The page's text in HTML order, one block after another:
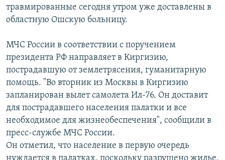
ЭЕ/АРнун бардык сайттары
травмированные сегодня утром уже доставлены в
областную Ошскую больницу.
МЧС России в соответствии с поручением
президента РФ направляет в Киргизию,
пострадавшую от землетрясения, гуманитарную
помощь. "Во вторник из Москвы в Киргизию
запланирован вылет самолета Ил-76. Он доставит
для пострадавшего населения палатки и все
необходимое для жизнеобеспечения", сообщили в
пресс-службе МЧС России.
Он отметил, что население в первую очередь